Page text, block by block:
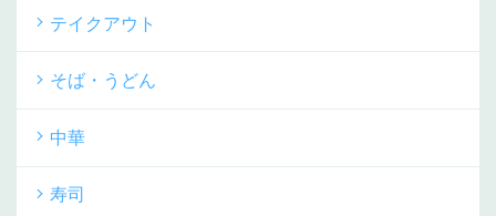
テイクアウト
そば・うどん
中華
寿司